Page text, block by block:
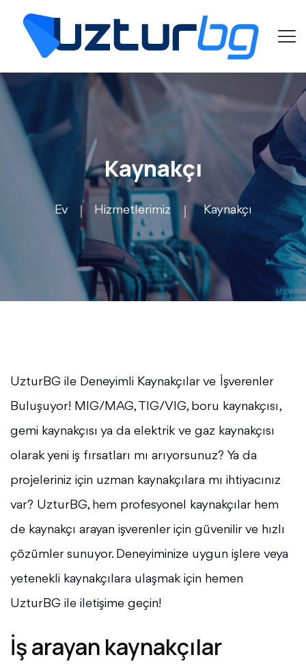
Kaynakçı
Ev Hizmetlerimiz Kaynakçı
UzturBG ile Deneyimli Kaynakçılar ve İşverenler
Buluşuyor! MIG/MAG, TIG/VIG, boru kaynakçısı,
gemi kaynakçısı ya da elektrik ve gaz kaynakçısı
olarak yeni iş fırsatları mı arıyorsunuz? Ya da
projeleriniz için uzman kaynakçılara mı ihtiyacınız
var? UzturBG, hem profesyonel kaynakçılar hem
de kaynakçı arayan işverenler için güvenilir ve hızlı
çözümler sunuyor. Deneyiminize uygun işlere veya
yetenekli kaynakçılara ulaşmak için hemen
UzturBG ile iletişime geçin!
İş arayan kaynakçılar